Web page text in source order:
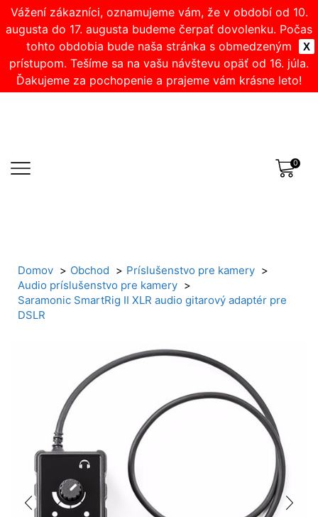
X
Vážení zákazníci, oznamujeme vám, že v období od 10.
augusta do 17. augusta budeme čerpať dovolenku. Počas
tohto obdobia bude naša stránka s obmedzeným
prístupom. Tešíme sa na vašu návštevu opäť od 16. júla.
Ďakujeme za pochopenie a prajeme vám krásne leto!
0
Domov Obchod
Príslušenstvo pre kamery
Audio príslušenstvo pre kamery
Saramonic SmartRig II XLR audio gitarový adaptér pre
DSLR